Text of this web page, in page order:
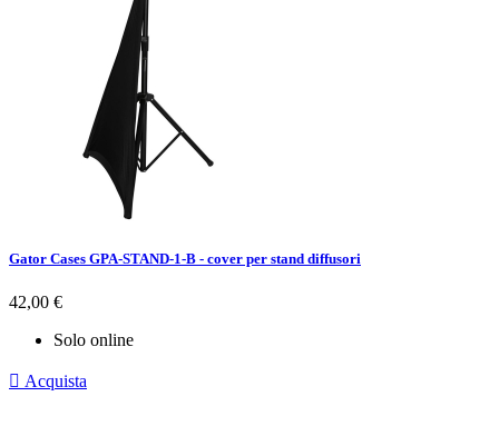
Gator Cases GPA-STAND-1-B - cover per stand diffusori
Prezzo
42,00 €
Solo online
 Acquista